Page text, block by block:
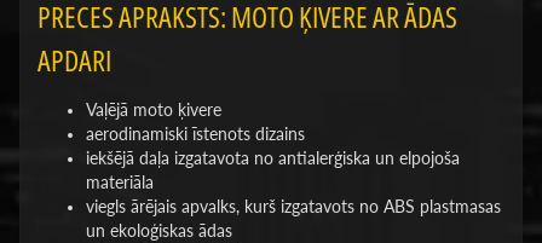
PRECES APRAKSTS: MOTO ĶIVERE AR ĀDAS
APDARI
Vaļējā moto ķivere
aerodinamiski īstenots dizains
iekšējā daļa izgatavota no antialerģiska un elpojoša
materiāla
viegls ārējais apvalks, kurš izgatavots no ABS plastmasas
un ekoloģiskas ādas